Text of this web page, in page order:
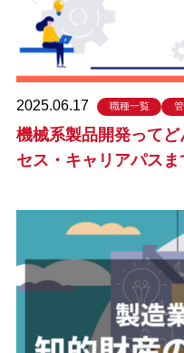
2025.06.17 職種一覧
機械系製品開発って
セス・キャリアパス